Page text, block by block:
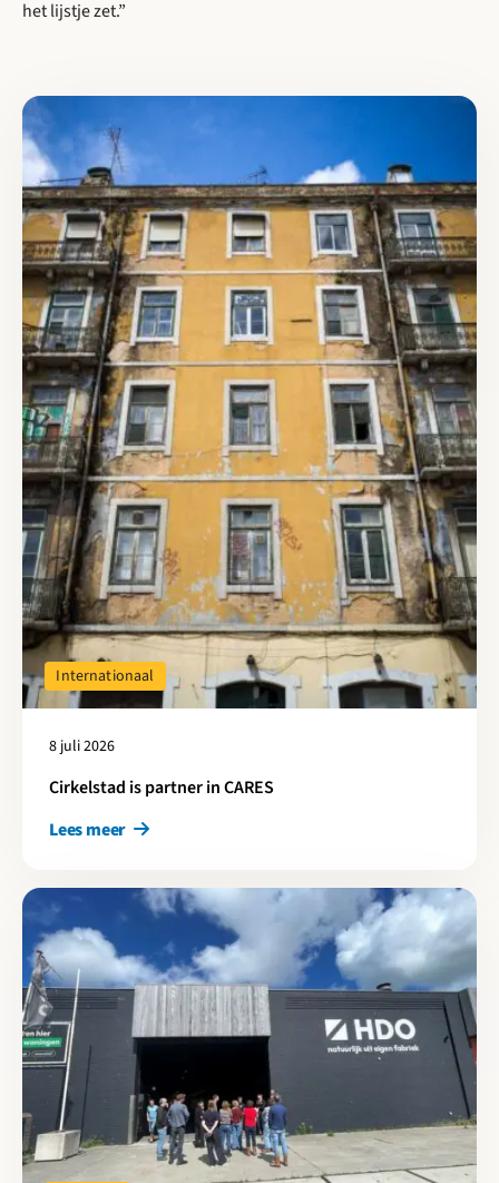
het lijstje zet.”
8 juli 2026
Cirkelstad is partner in CARES
Internationaal
Lees meer
Lees meer over Cirkelstad is partner in CARES
Lees meer over Haarlem-Kennemerland: Hoe optimaliseer je